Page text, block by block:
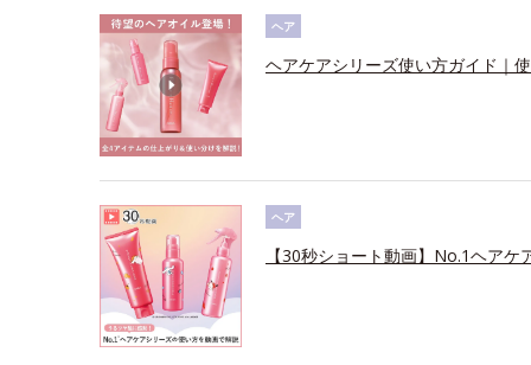
ヘア
ヘアケアシリーズ使い方ガイド｜
ヘア
【30秒ショート動画】No.1ヘア